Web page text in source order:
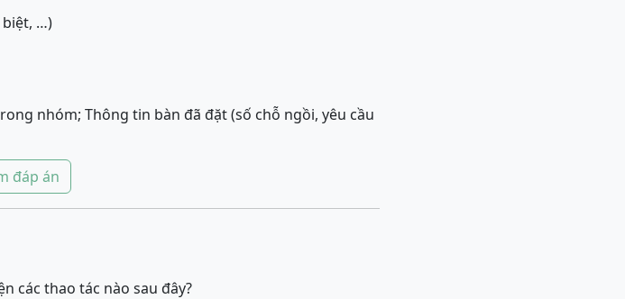
biệt, …)
nhóm; Thông tin bàn đã đặt (số chỗ ngồi, yêu cầu
đáp án
các thao tác nào sau đây?